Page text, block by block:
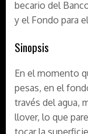
becario del
y el Fondo para
Sinopsis
En el momento
pesas, en el
través del agua,
llover, lo que
tocar la